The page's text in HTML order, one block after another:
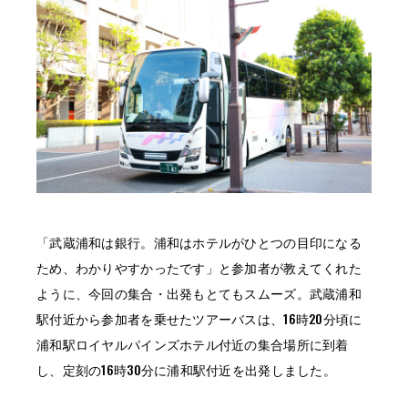
「武蔵浦和は銀行。浦和はホテルがひとつの目印になる
ため、わかりやすかったです」と参加者が教えてくれた
ように、今回の集合・出発もとてもスムーズ。武蔵浦和
駅付近から参加者を乗せたツアーバスは、16時20分頃に
浦和駅ロイヤルパインズホテル付近の集合場所に到着
し、定刻の16時30分に浦和駅付近を出発しました。